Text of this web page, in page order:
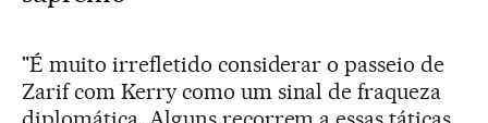
"É muito irrefletido considerar o passeio de
Zarif com Kerry como um sinal de fraqueza